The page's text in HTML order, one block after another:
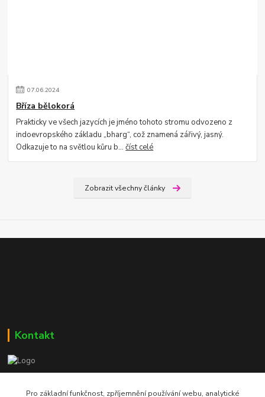
07.06.2024
Bříza bělokorá
Prakticky ve všech jazycích je jméno tohoto stromu odvozeno z
indoevropského základu „bharg“, což znamená zářivý, jasný.
Odkazuje to na světlou kůru b...číst celé
Zobrazit všechny články
Kontakt
604 729 587
Pro základní funkčnost, zpříjemnění používání webu, analytické